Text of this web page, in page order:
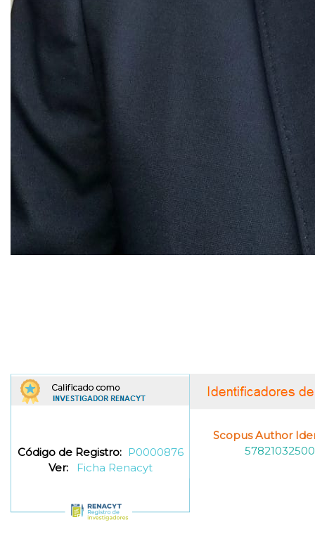
Código de Registro: P0000876
Ver:
Ficha Renacyt
Scopus Author
57821032500